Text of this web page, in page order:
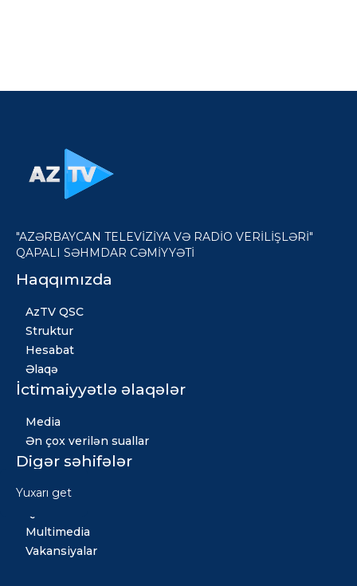
"AZƏRBAYCAN TELEVİZİYA VƏ RADİO VERİLİŞLƏRİ"
QAPALI SƏHMDAR CƏMİYYƏTİ
Haqqımızda
AzTV QSC
Struktur
Hesabat
Əlaqə
İctimaiyyətlə əlaqələr
Media
Ən çox verilən suallar
Digər səhifələr
Xəbərlər
Multimedia
Vakansiyalar
Yuxarı get